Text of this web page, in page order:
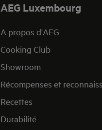
AEG Luxembourg
A propos d'AEG
Cooking Club
Showroom
Récompenses et
Recettes
Durabilité